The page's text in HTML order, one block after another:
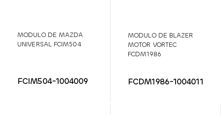
MODULO DE MAZDA
UNIVERSAL FCIM504
FCIM504-1004009
MODULO DE BLAZER
MOTOR VORTEC
FCDM1986
FCDM1986-1004011